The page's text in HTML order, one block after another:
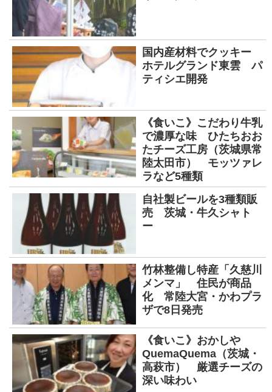
国内産材料でクッキー
ホテルグランド東雲 パ
ティシエ開発
《食いこ》こだわり牛乳
で濃厚な味 ひたちおお
たチーズ工房（茨城県常
陸太田市） モッツァレ
ラなど5種類
自社製ビールを3種類販
売 茨城・牛久シャト
ー
竹林整備し特産「久慈川
メンマ」 住民が商品
化 常陸大宮・かわプラ
ザで8日発売
《食いこ》おかしや
QuemaQuema（茨城・
高萩市） 厳選チーズの
深い味わい